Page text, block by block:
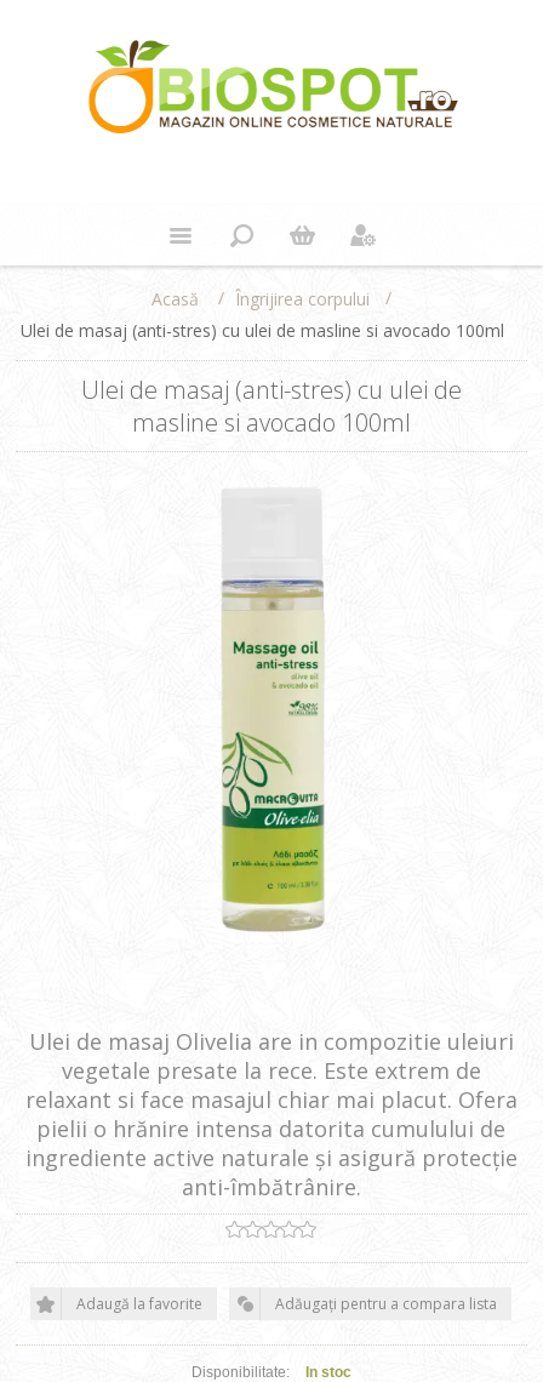
Acasă / Îngrijirea corpului
/
Ulei de masaj (anti-stres) cu ulei de masline si avocado 100ml
Ulei de masaj (anti-stres) cu ulei de
masline si avocado 100ml
Ulei de masaj Olivelia are in compozitie uleiuri
vegetale presate la rece. Este extrem de
relaxant si face masajul chiar mai placut. Ofera
pielii o hrănire intensa datorita cumulului de
ingrediente active naturale și asigură protecție
anti-îmbătrânire.
Adaugă la favorite Adăugați pentru a compara lista
Disponibilitate: In stoc